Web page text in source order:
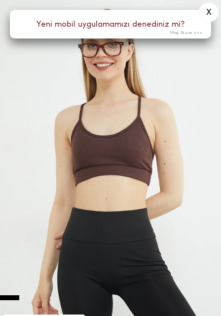
Menü
Yeni mobil uygulamamızı denediniz mi?
X
Play Store >>>